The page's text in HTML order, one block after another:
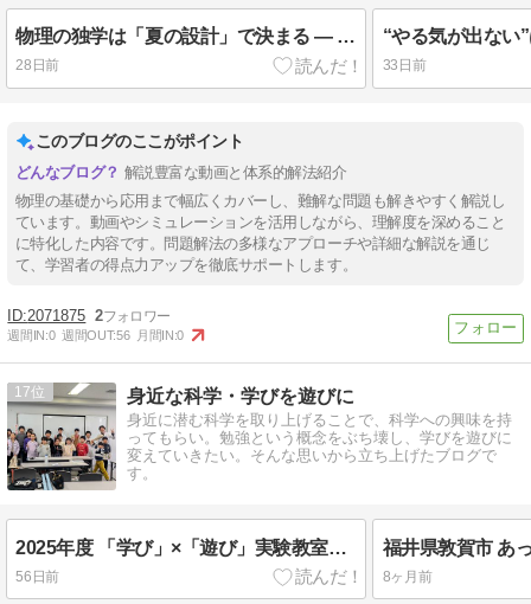
物理の独学は「夏の設計」で決まる ― 高1・高2・高3別 夏休みロードマップと4つの科学的原則
28日前 33日前
このブログのここがポイント
解説豊富な動画と体系的解法紹介
物理の基礎から応用まで幅広くカバーし、難解な問題も解きやすく解説し
ています。動画やシミュレーションを活用しながら、理解度を深めること
に特化した内容です。問題解法の多様なアプローチや詳細な解説を通じ
て、学習者の得点力アップを徹底サポートします。
2071875 2
週間IN:0 週間OUT:56 月間IN:0
17 身近な科学・学びを遊びに
身近に潜む科学を取り上げることで、科学への興味を持
ってもらい。勉強という概念をぶち壊し、学びを遊びに
変えていきたい。そんな思いから立ち上げたブログで
す。
2025年度 「学び」×「遊び」実験教室の研究発表会を行いました
56日前 8ヶ月前